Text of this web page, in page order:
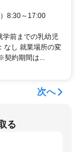
8:30～17:00
学前までの乳幼児
なし 就業場所の変
契約期間は...
次へ
る